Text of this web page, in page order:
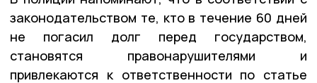
законодательством те, кто в течение 60 дней
не погасил долг перед государством,
становятся правонарушителями и
привлекаются к ответственности по статье